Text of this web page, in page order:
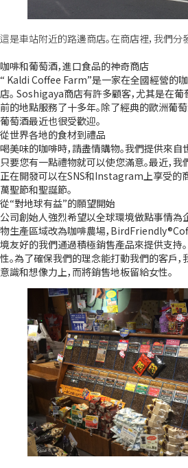
這是車站附近的路邊商店。在商店裡，我們
咖啡和葡萄酒，進口食品的神奇商店
“ Kaldi Coffee Farm”是一家在全國經營的
店。 Soshigaya商店有許多顧客，尤其是在
前的地點服務了十多年。除了經典的歐洲葡
葡萄酒最近也很受歡迎。
從世界各地的食材到禮品
喝美味的咖啡時，請盡情購物。我們提供來自
只要您有一點禮物就可以使您滿意。最近，
正在開發可以在SNS和Instagram上享受的
萬聖節和聖誕節。
從“對地球有益”的願望開始
公司創始人強烈希望以全球環境做點事情為
物生產區域改為咖啡農場，
境友好的我們通過積極銷售產品來提供支持
性。為了確保我們的理念能打動我們的客戶，
意識和想像力上，而將銷售地板留給女性。